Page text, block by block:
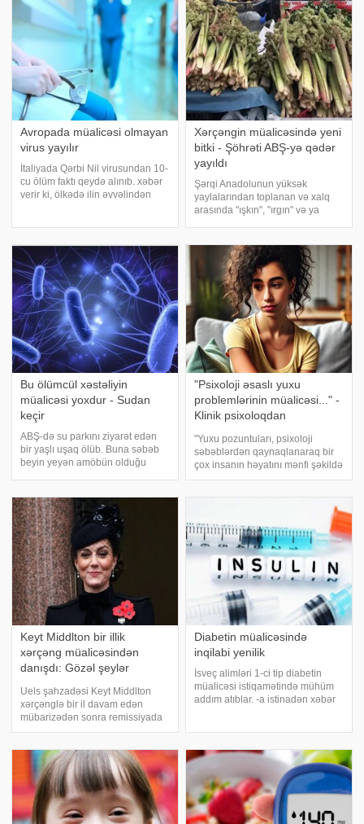
diaqnoz
Avropada müalicəsi olmayan
virus yayılır
İtaliyada Qərbi Nil virusundan 10-
cu ölüm faktı qeydə alınıb. xəbər
verir ki, ölkədə ilin əvvəlindən
məlumatına görə, iyulun 24-dən
30-də
Xərçəngin müalicəsində yeni
bitki - Şöhrəti ABŞ-yə qədər
yayıldı
Şərqi Anadolunun yüksək
yaylalarından toplanan və xalq
arasında "ışkın", "ırgın" və ya
perspektivli təsiri ilə dünya tibb
ictimaiyyətini
Bu ölümcül xəstəliyin
müalicəsi yoxdur - Sudan
keçir
ABŞ-də su parkını ziyarət edən
bir yaşlı uşaq ölüb. Buna səbəb
beyin yeyən amöbün olduğu
deyil və onların bir çoxu xəstənin
ölümü ilə nəticələnib. Moskv
"Psixoloji əsaslı yuxu
problemlərinin müalicəsi..." -
Klinik psixoloqdan
"Yuxu pozuntuları, psixoloji
səbəblərdən qaynaqlanaraq bir
çox insanın həyatını mənfi şəkildə
təsir edə bilər. Psixoloji amillər,
əhəmiyyətli təsir göstərir". Bunu -
Keyt Middlton bir illik
xərçəng müalicəsindən
danışdı: Gözəl şeylər
Uels şahzadəsi Keyt Middlton
xərçənglə bir il davam edən
mübarizədən sonra remissiyada
(gözləmə)olduğunu açıqlayıb.
verir ki, 43 yaşlı şahzadə
"instaqram" səhifəsində açıqlama
yayara
Diabetin müalicəsində
inqilabi yenilik
İsveç alimləri 1-ci tip diabetin
müalicəsi istiqamətində mühüm
addım atıblar. -a istinadən xəbər
istifadəsini tələb etməyən geneti